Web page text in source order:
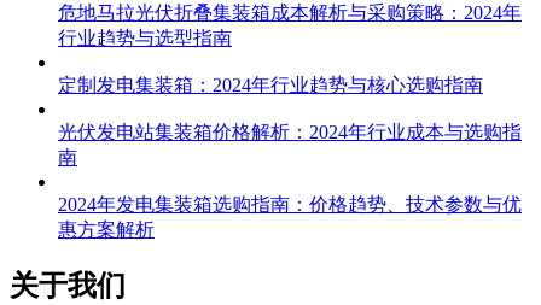
危地马拉光伏折叠集装箱成本解析与采购策略：2024年
行业趋势与选型指南
定制发电集装箱：2024年行业趋势与核心选购指南
光伏发电站集装箱价格解析：2024年行业成本与选购指
南
2024年发电集装箱选购指南：价格趋势、技术参数与优
惠方案解析
关于我们